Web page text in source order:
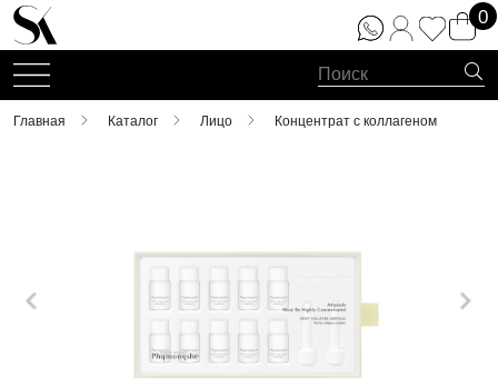
0
Главная Каталог Лицо Концентрат с коллагеном